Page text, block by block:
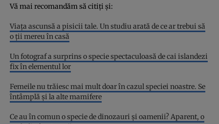
Vă mai recomandăm să citiți și:
Viaţa ascunsă a pisicii tale. Un studiu arată de ce ar trebui să
o ţii mereu în casă
Un fotograf a surprins o specie spectaculoasă de cai islandezi
fix în elementul lor
Femeile nu trăiesc mai mult doar în cazul speciei noastre. Se
întâmplă şi la alte mamifere
Ce au în comun o specie de dinozauri şi oamenii? Aparent, o